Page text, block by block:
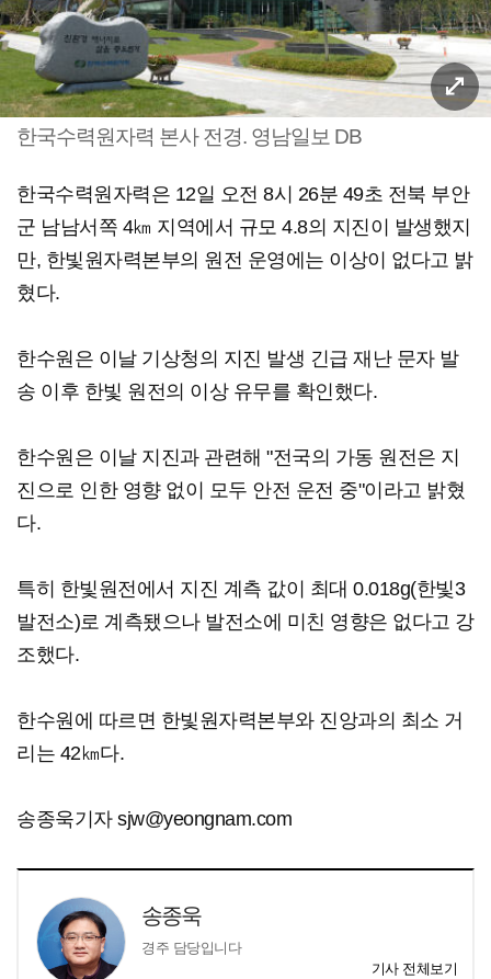
한국수력원자력 본사 전경. 영남일보 DB
한국수력원자력은 12일 오전 8시 26분 49초 전북 부안
군 남남서쪽 4㎞ 지역에서 규모 4.8의 지진이 발생했지
만, 한빛원자력본부의 원전 운영에는 이상이 없다고 밝
혔다.
한수원은 이날 기상청의 지진 발생 긴급 재난 문자 발
송 이후 한빛 원전의 이상 유무를 확인했다.
한수원은 이날 지진과 관련해 "전국의 가동 원전은 지
진으로 인한 영향 없이 모두 안전 운전 중"이라고 밝혔
다.
특히 한빛원전에서 지진 계측 값이 최대 0.018g(한빛3
발전소)로 계측됐으나 발전소에 미친 영향은 없다고 강
조했다.
한수원에 따르면 한빛원자력본부와 진앙과의 최소 거
리는 42㎞다.
송종욱기자 sjw@yeongnam.com
송종욱
경주 담당입니다
기사 전체보기